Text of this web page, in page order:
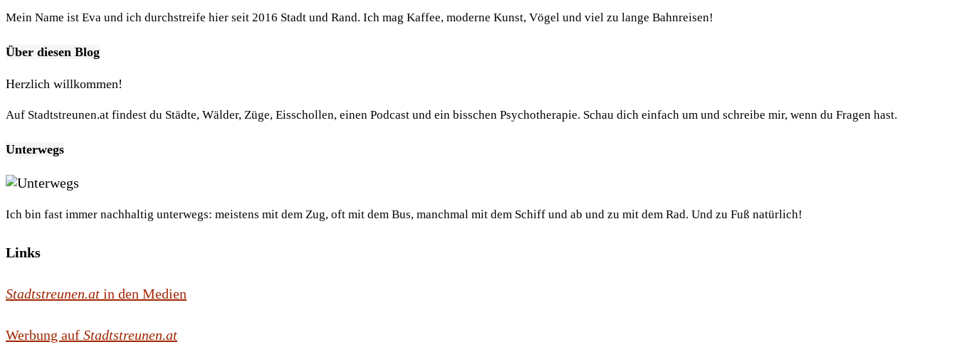
Mein Name ist Eva und ich durchstreife hier seit 2016 Stadt und Rand. Ich mag Kaffee, moderne Kunst, Vögel und viel zu lange Bahnreisen!
Über diesen Blog
Herzlich willkommen!
Auf Stadtstreunen.at findest du Städte, Wälder, Züge, Eisschollen, einen Podcast und ein bisschen Psychotherapie. Schau dich einfach um und schreibe mir, wenn du Fragen hast.
Unterwegs
Ich bin fast immer nachhaltig unterwegs: meistens mit dem Zug, oft mit dem Bus, manchmal mit dem Schiff und ab und zu mit dem Rad. Und zu Fuß natürlich!
Links
Stadtstreunen.at in den Medien
Werbung auf Stadtstreunen.at